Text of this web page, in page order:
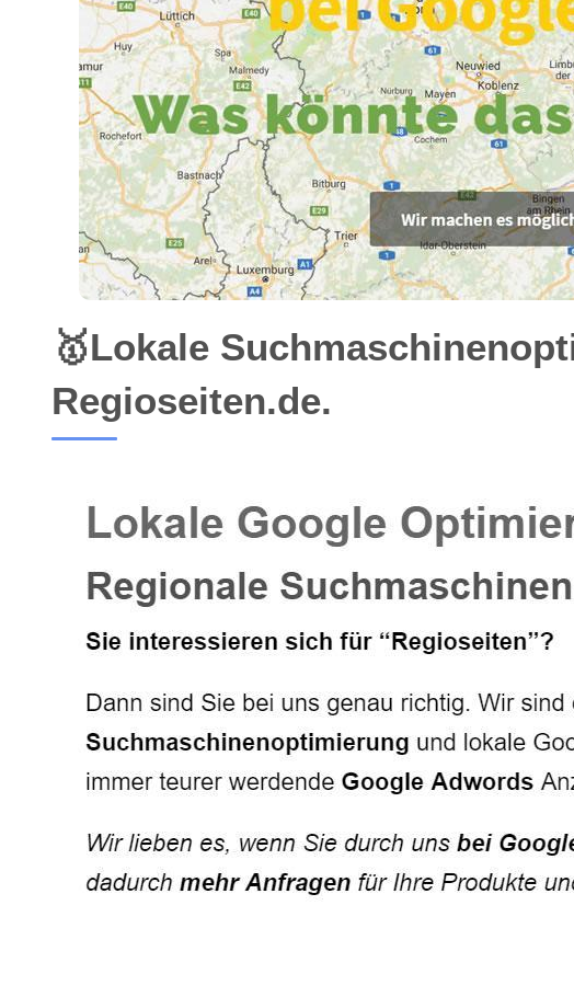
🥇Lokale
Regioseiten.de.